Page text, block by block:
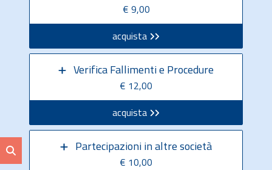
€ 9,00
acquista
Verifica Fallimenti e Procedure
€ 12,00
acquista
Partecipazioni in altre società
€ 10,00